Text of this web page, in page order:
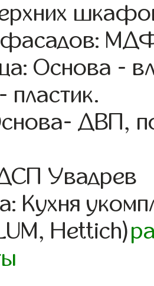
Основа -
пластик.
ДВП,
Увадрев
Кухня
Hettich)